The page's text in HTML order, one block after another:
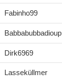
Fabinho99
Babbabubbadioup
Dirk6969
Lasseküllmer